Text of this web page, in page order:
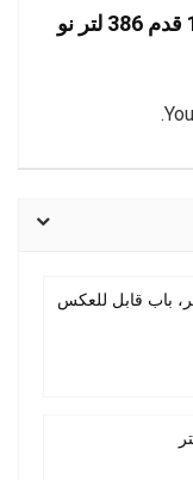
كن أول من يراجع “ثلاجة تورنيدو 14 قدم 386 لتر نو